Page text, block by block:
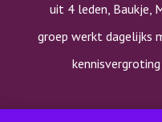
uit 4 leden, Baukje,
groep werkt dagelijks